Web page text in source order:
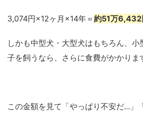
3,074円×12ヶ月×14年＝ 約51万6,432
しかも中型犬・大型犬はもちろん、小
子を飼うなら、さらに食費がかかりま
この金額を見て「やっぱり不安だ...」